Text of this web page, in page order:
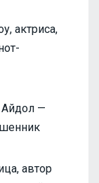
актриса,
Айдол —
автор